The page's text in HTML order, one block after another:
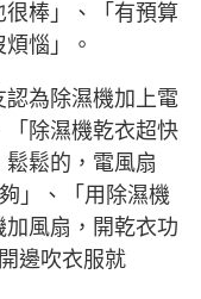
棒」、「有預算
惱」。
為除濕機加上電
除濕機乾衣超快
鬆的，電風扇
」、「用除濕機
風扇，開乾衣功
邊吹衣服就